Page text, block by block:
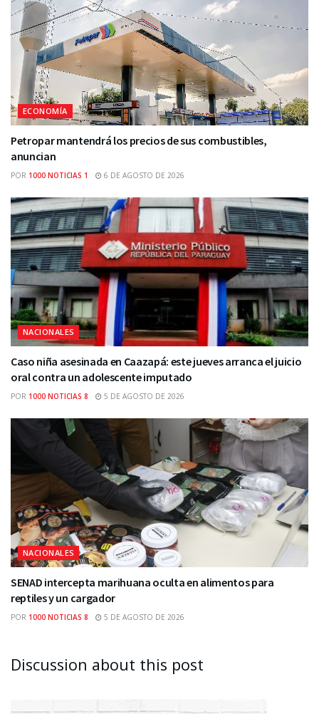
ECONOMÍA
Petropar mantendrá los precios de sus combustibles,
anuncian
POR 1000 NOTICIAS 1 6 DE AGOSTO DE 2026
NACIONALES
Caso niña asesinada en Caazapá: este jueves arranca el juicio
oral contra un adolescente imputado
POR 1000 NOTICIAS 8 5 DE AGOSTO DE 2026
NACIONALES
SENAD intercepta marihuana oculta en alimentos para
reptiles y un cargador
POR 1000 NOTICIAS 8 5 DE AGOSTO DE 2026
Discussion about this post